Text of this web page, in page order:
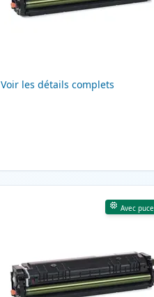
Voir les détails complets
Avec puce